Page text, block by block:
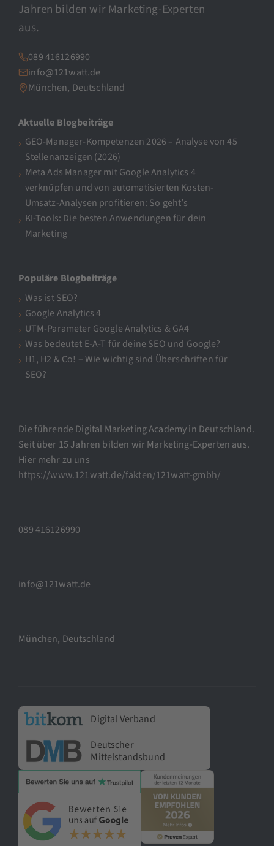
Jahren bilden wir Marketing-Experten
aus.
089 416126990
info@121watt.de
München, Deutschland
Aktuelle Blogbeiträge
GEO-Manager-Kompetenzen 2026 – Analyse von 45
Stellenanzeigen (2026)
Meta Ads Manager mit Google Analytics 4
verknüpfen und von automatisierten Kosten-
Umsatz-Analysen profitieren: So geht’s
KI-Tools: Die besten Anwendungen für dein
Marketing
Populäre Blogbeiträge
Was ist SEO?
Google Analytics 4
UTM-Parameter Google Analytics & GA4
Was bedeutet E-A-T für deine SEO und Google?
H1, H2 & Co! – Wie wichtig sind Überschriften für
SEO?
Die führende Digital Marketing Academy in Deutschland.
Seit über 15 Jahren bilden wir Marketing-Experten aus.
Hier mehr zu uns
https://www.121watt.de/fakten/121watt-gmbh/
089 416126990
info@121watt.de
München, Deutschland
Digital Verband
Deutscher
Mittelstandsbund